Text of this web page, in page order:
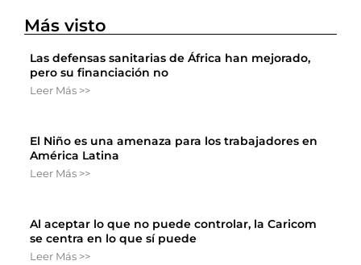
Más visto
Las defensas sanitarias de África han mejorado,
pero su financiación no
Leer Más >>
El Niño es una amenaza para los trabajadores en
América Latina
Leer Más >>
Al aceptar lo que no puede controlar, la Caricom
se centra en lo que sí puede
Leer Más >>